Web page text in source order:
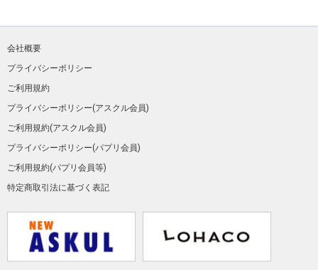
会社概要
プライバシーポリシー
ご利用規約
プライバシーポリシー(アスクル会員)
ご利用規約(アスクル会員)
プライバシーポリシー(パプリ会員)
ご利用規約(パプリ会員等)
特定商取引法に基づく表記